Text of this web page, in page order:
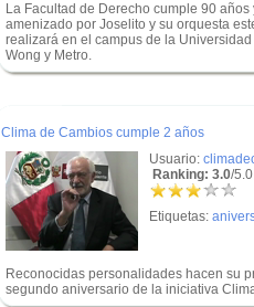
La Facultad de Derecho cumple 90
amenizado por Joselito y su orquesta
realizará en el campus de la
Wong y Metro.
Clima de Cambios cumple 2 años
Usuario:
Ranking: 3.0/
Etiquetas:
Reconocidas personalidades hacen su
segundo aniversario de la iniciativa